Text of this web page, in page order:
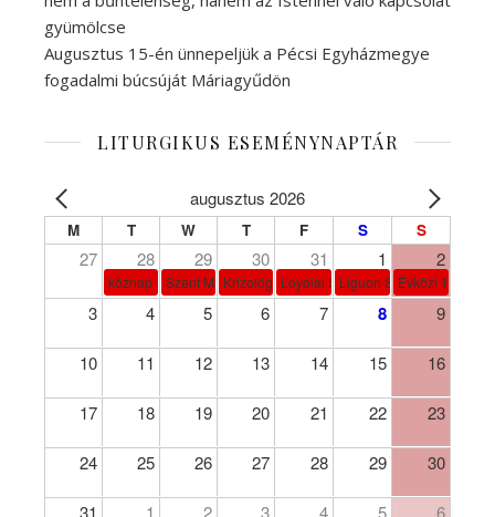
gyümölcse
Augusztus 15-én ünnepeljük a Pécsi Egyházmegye
fogadalmi búcsúját Máriagyűdön
LITURGIKUS ESEMÉNYNAPTÁR
augusztus 2026
M T W T F S S
27 28 29 30 31 1 2
köznap Szent Márta, Mária és Lázár
Krizológ Szent Péter
Loyolai Szent IgnácLiguori Szent Alfonz pk-et.
Évközi 18.
3 4 5 6 7 8 9
10 11 12 13 14 15 16
17 18 19 20 21 22 23
24 25 26 27 28 29 30
31 1 2 3 4 5 6